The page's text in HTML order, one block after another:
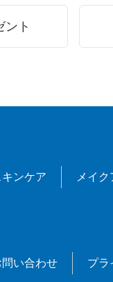
ント
キンケア メイ
問い合わせ プラ